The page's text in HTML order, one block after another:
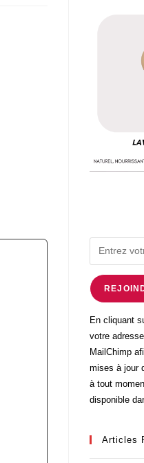
En cliquant
votre
MailChimp
mises à jour
à tout
disponible
Articles